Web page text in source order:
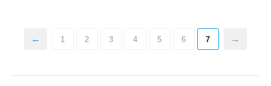
1 2 3 4 5 6 7